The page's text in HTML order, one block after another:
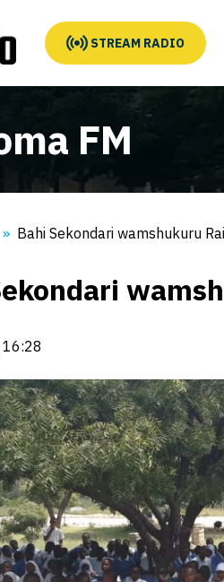
STREAM RADIO
FM
Bahi Sekondari wamshukuru